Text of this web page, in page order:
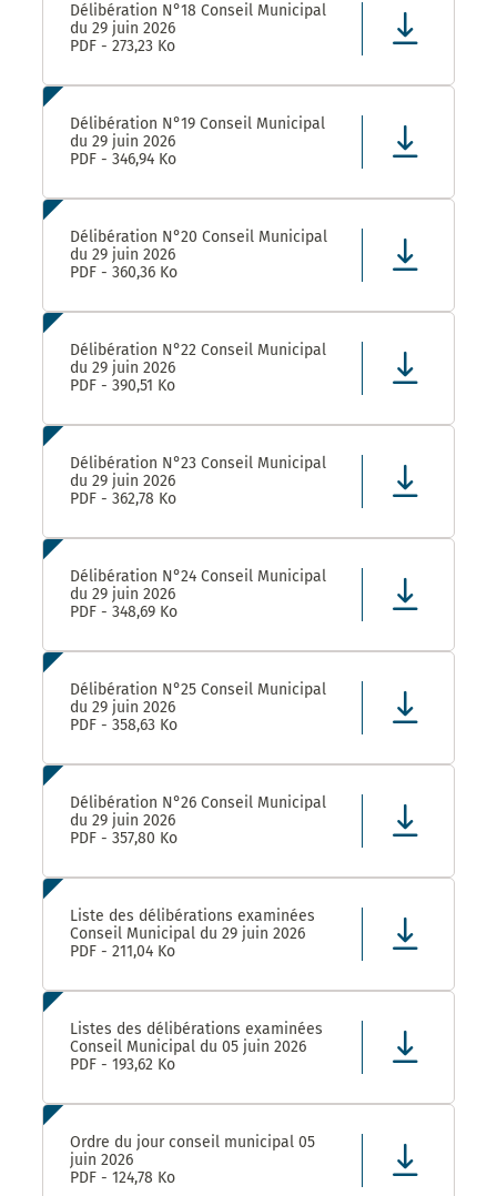
Délibération N°18 Conseil Municipal
du 29 juin 2026
PDF - 273,23 Ko
Délibération N°19 Conseil Municipal
du 29 juin 2026
PDF - 346,94 Ko
Délibération N°20 Conseil Municipal
du 29 juin 2026
PDF - 360,36 Ko
Délibération N°22 Conseil Municipal
du 29 juin 2026
PDF - 390,51 Ko
Délibération N°23 Conseil Municipal
du 29 juin 2026
PDF - 362,78 Ko
Délibération N°24 Conseil Municipal
du 29 juin 2026
PDF - 348,69 Ko
Délibération N°25 Conseil Municipal
du 29 juin 2026
PDF - 358,63 Ko
Délibération N°26 Conseil Municipal
du 29 juin 2026
PDF - 357,80 Ko
Liste des délibérations examinées
Conseil Municipal du 29 juin 2026
PDF - 211,04 Ko
Listes des délibérations examinées
Conseil Municipal du 05 juin 2026
PDF - 193,62 Ko
Ordre du jour conseil municipal 05
juin 2026
PDF - 124,78 Ko